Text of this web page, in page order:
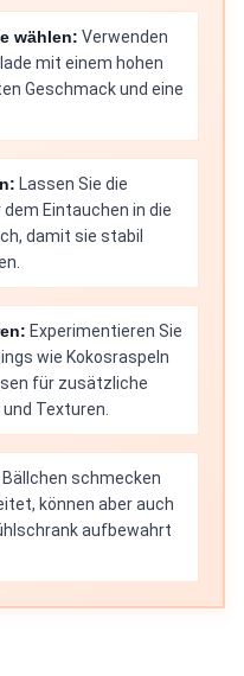
wählen: Verwenden
mit einem hohen
Geschmack und eine
Lassen Sie die
Eintauchen in die
damit sie stabil
Experimentieren Sie
wie Kokosraspeln
für zusätzliche
Texturen.
Bällchen schmecken
können aber auch
aufbewahrt